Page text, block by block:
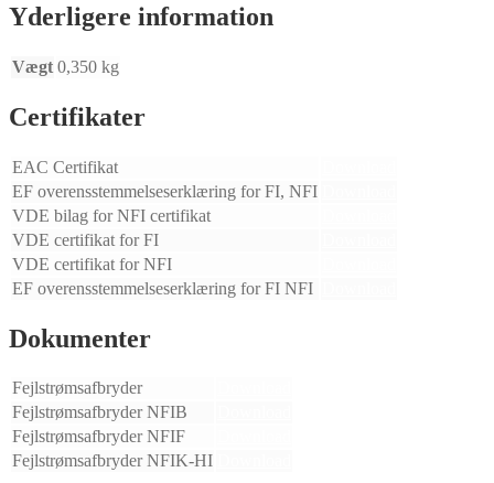
Yderligere information
Vægt 0,350 kg
Certifikater
EAC Certifikat
EF overensstemmelseserklæring for FI, NFI
VDE bilag for NFI certifikat
VDE certifikat for FI
VDE certifikat for NFI
EF overensstemmelseserklæring for FI NFI
Dokumenter
Fejlstrømsafbryder
Fejlstrømsafbryder NFIB
Fejlstrømsafbryder NFIF
Fejlstrømsafbryder NFIK-HI